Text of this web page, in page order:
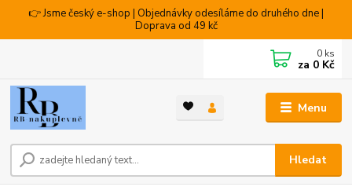
👉 Jsme český e-shop | Objednávky odesíláme do druhého dne |
Doprava od 49 kč
Menu
Hledat
0 ks
za 0 Kč